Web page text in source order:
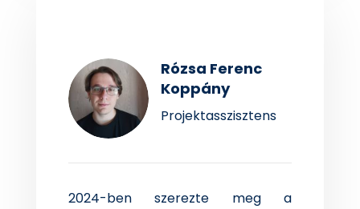
Rózsa Ferenc
Koppány
Projektasszisztens
2024-ben szerezte meg a